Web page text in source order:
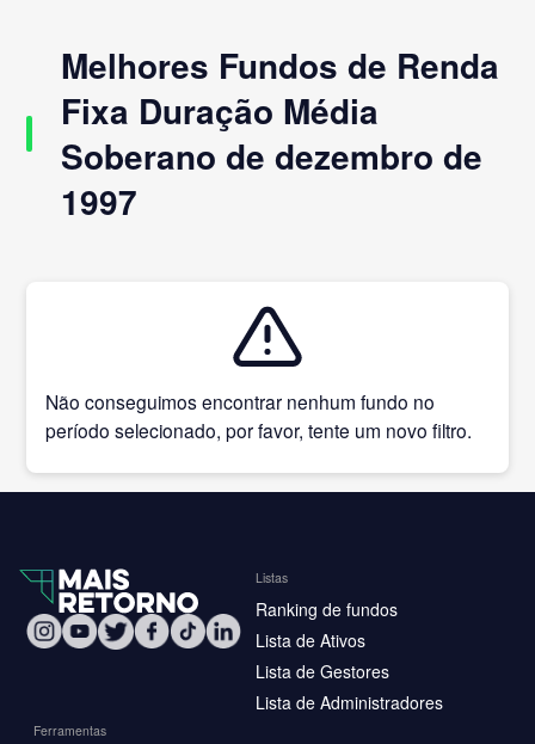
Melhores Fundos de Renda
Fixa Duração Média
Soberano de dezembro de
1997
Não conseguimos encontrar nenhum fundo no
período selecionado, por favor, tente um novo filtro.
Listas
Ranking de fundos
Lista de Ativos
Lista de Gestores
Lista de Administradores
Ferramentas